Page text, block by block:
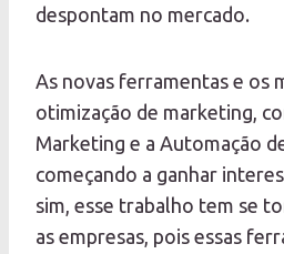
despontam no mercado.
As novas ferramentas e os
otimização de marketing,
Marketing e a Automação
começando a ganhar
sim, esse trabalho tem se
as empresas, pois essas